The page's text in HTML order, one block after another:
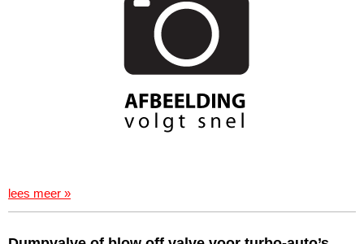
lees meer »